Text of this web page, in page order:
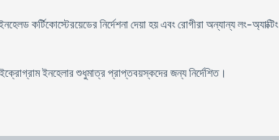
কর্টিকোস্টেরয়েডের নির্দেশনা দেয়া হয় এবং রোগীরা অন্যান্য লং-অ্যাক্টিং
ইনহেলার শুধুমাত্র প্রাপ্তবয়স্কদের জন্য নির্দেশিত।